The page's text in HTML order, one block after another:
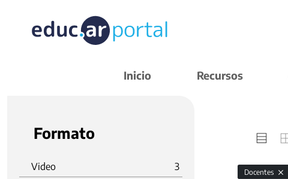
Inicio Recursos
Formato
Video 3 Docentes